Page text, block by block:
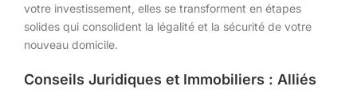
votre investissement, elles se transforment en étapes
solides qui consolident la légalité et la sécurité de votre
nouveau domicile.
Conseils Juridiques et Immobiliers : Alliés